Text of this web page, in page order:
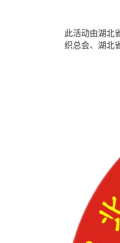
此活动由湖北
织总会、湖北